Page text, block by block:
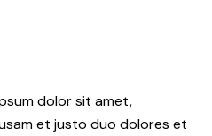
dolor sit amet,
et justo duo dolores et